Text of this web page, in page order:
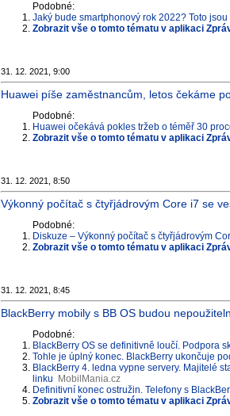
Podobné:
Jaký bude smartphonový rok 2022? Toto
Zobrazit vše o tomto tématu v aplikaci
31. 12. 2021, 9:00
Huawei píše zaměstnancům, letos čekáme
Podobné:
Huawei očekává pokles tržeb o téměř 30
Zobrazit vše o tomto tématu v aplikaci
31. 12. 2021, 8:50
Výkonný počítač s čtyřjádrovým Core i7 se
Podobné:
Diskuze – Výkonný počítač s čtyřjádrovým
Zobrazit vše o tomto tématu v aplikaci
31. 12. 2021, 8:45
BlackBerry mobily s BB OS budou
Podobné:
BlackBerry OS se definitivně loučí. Podpora
Tohle je úplný konec. BlackBerry ukončuje
BlackBerry 4. ledna vypne servery. Majitelé
linku
MobilMania.cz
Definitivní konec ostružin. Telefony s
Zobrazit vše o tomto tématu v aplikaci